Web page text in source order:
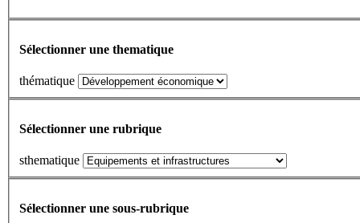
Sélectionner une thematique
thématique
Sélectionner une rubrique
sthematique
Sélectionner une sous-rubrique